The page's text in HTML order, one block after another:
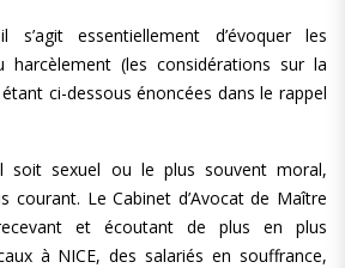
s’agit essentiellement d’évoquer les
harcèlement (les considérations sur la
ci-dessous énoncées dans le rappel
soit sexuel ou le plus souvent moral,
courant. Le Cabinet d’Avocat de Maître
et écoutant de plus en plus
à NICE, des salariés en souffrance,